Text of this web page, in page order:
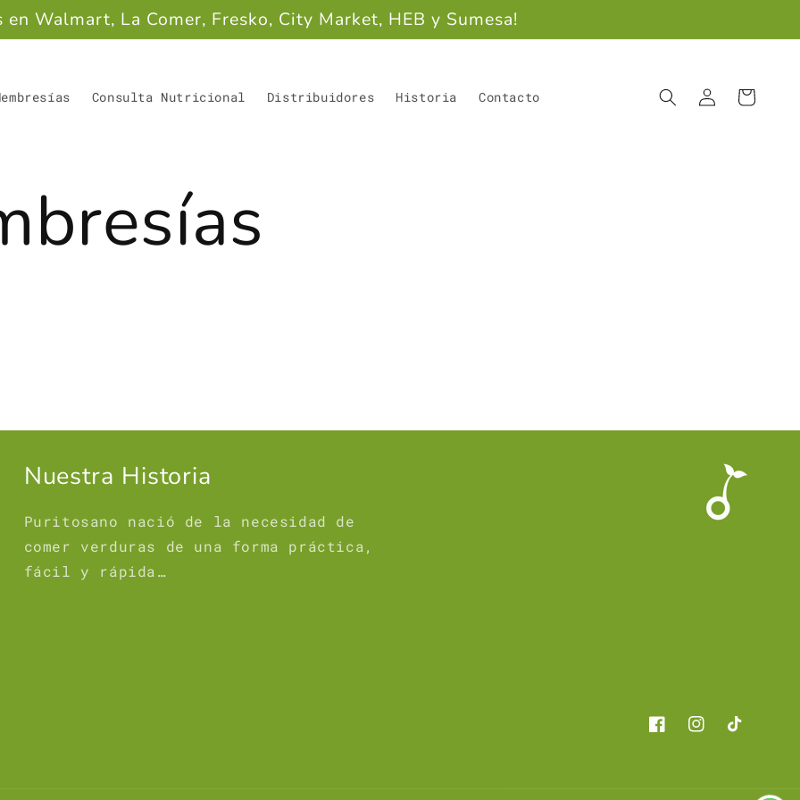
en Walmart, La Comer, Fresko, City Market, HEB y Sumesa!
Consulta Nutricional Distribuidores Historia Contacto
Iniciar
sesión
Carrito
Nuestra Historia
Puritosano nació de la necesidad de
comer verduras de una forma práctica,
fácil y rápida…
FacebookInstagram
TikTok